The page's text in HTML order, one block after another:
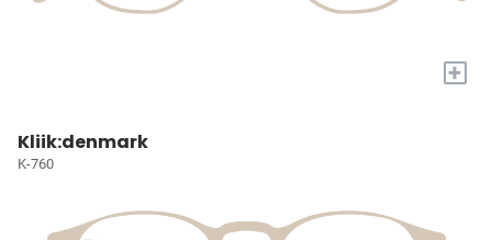
+
Kliik:denmark
K-760